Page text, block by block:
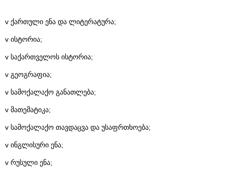
v ქართული ენა და ლიტერატურა;
v ისტორია;
v საქართველოს ისტორია;
v გეოგრაფია;
v სამოქალაქო განათლება;
v მათემატიკა;
v სამოქალაქო თავდაცვა და უსაფრთხოება;
v ინგლისური ენა;
v რუსული ენა;